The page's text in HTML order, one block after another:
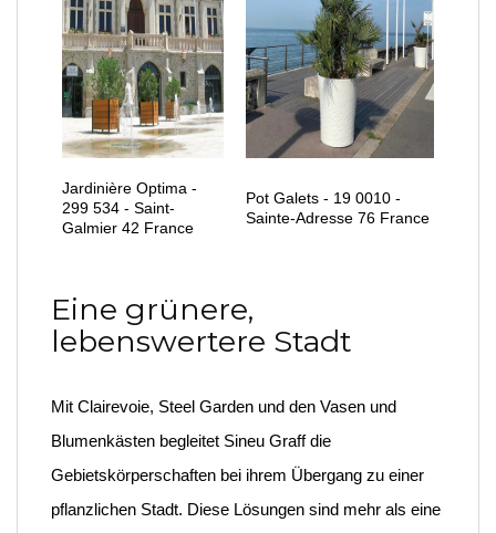
Jardinière Optima -
299 534 - Saint-
Galmier 42 France
Pot Galets - 19 0010 -
Sainte-Adresse 76 France
Eine grünere,
lebenswertere Stadt
Mit Clairevoie, Steel Garden und den Vasen und
Blumenkästen begleitet Sineu Graff die
Gebietskörperschaften bei ihrem Übergang zu einer
pflanzlichen Stadt. Diese Lösungen sind mehr als eine